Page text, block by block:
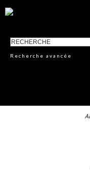
Recherche avancée